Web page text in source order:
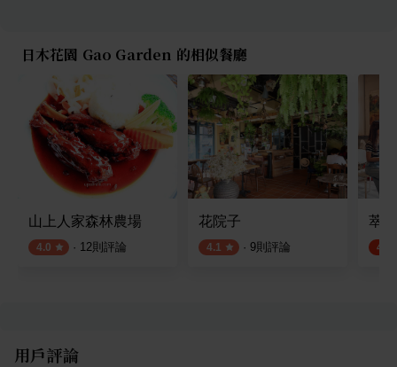
日木花園 Gao Garden 的相似餐廳
山上人家森林農場
4.0 · 12則評論
花院子
4.1 · 9則評論
萃
4.5
用戶評論